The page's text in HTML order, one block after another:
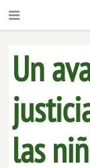
Un
las